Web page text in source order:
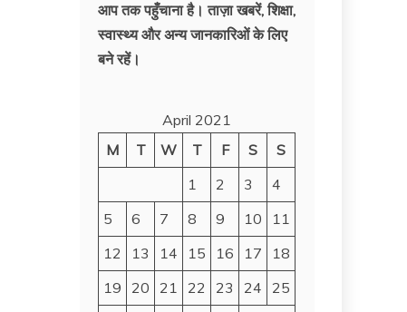
आप तक पहुँचाना है। ताज़ा खबरें, शिक्षा,
स्वास्थ्य और अन्य जानकारिओं के लिए
बने रहें।
April 2021
M
T W T F S
S
1
2 3
4
5
6 7 8 9 10
11
12
13 14 15 16 17
18
19
20 21 22 23 24
25